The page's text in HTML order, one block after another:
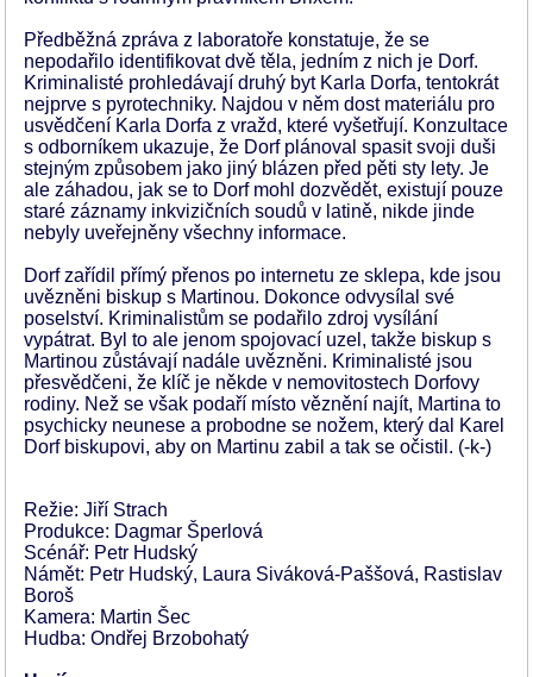
Předběžná zpráva z laboratoře konstatuje, že se
nepodařilo identifikovat dvě těla, jedním z nich je Dorf.
Kriminalisté prohledávají druhý byt Karla Dorfa, tentokrát
nejprve s pyrotechniky. Najdou v něm dost materiálu pro
usvědčení Karla Dorfa z vražd, které vyšetřují. Konzultace
s odborníkem ukazuje, že Dorf plánoval spasit svoji duši
stejným způsobem jako jiný blázen před pěti sty lety. Je
ale záhadou, jak se to Dorf mohl dozvědět, existují pouze
staré záznamy inkvizičních soudů v latině, nikde jinde
nebyly uveřejněny všechny informace.
Dorf zařídil přímý přenos po internetu ze sklepa, kde jsou
uvězněni biskup s Martinou. Dokonce odvysílal své
poselství. Kriminalistům se podařilo zdroj vysílání
vypátrat. Byl to ale jenom spojovací uzel, takže biskup s
Martinou zůstávají nadále uvězněni. Kriminalisté jsou
přesvědčeni, že klíč je někde v nemovitostech Dorfovy
rodiny. Než se však podaří místo věznění najít, Martina to
psychicky neunese a probodne se nožem, který dal Karel
Dorf biskupovi, aby on Martinu zabil a tak se očistil. (-k-)
Režie: Jiří Strach
Produkce: Dagmar Šperlová
Scénář: Petr Hudský
Námět: Petr Hudský, Laura Siváková-Paššová, Rastislav
Boroš
Kamera: Martin Šec
Hudba: Ondřej Brzobohatý